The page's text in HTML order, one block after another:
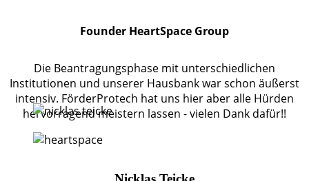
Founder HeartSpace Group
Die Beantragungsphase mit unterschiedlichen
Institutionen und unserer Hausbank war schon äußerst
intensiv. FörderProtech hat uns hier aber alle Hürden
hervorragend meistern lassen - vielen Dank dafür!!